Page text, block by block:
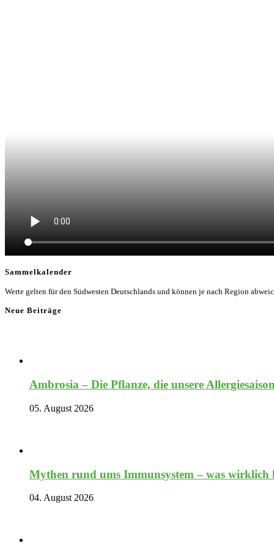
Sammelkalender
Werte gelten für den Südwesten Deutschlands und können je nach Region
Neue Beiträge
Ambrosia – Die Pflanze, die unsere
05. August 2026
Mythen rund ums Immunsystem – was
04. August 2026